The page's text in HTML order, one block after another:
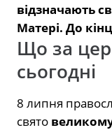
відзначають
Матері. До
Що за
сьогодні
8 липня
свято